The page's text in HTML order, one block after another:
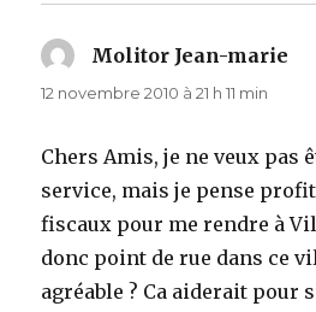
Molitor Jean-marie
12 novembre 2010 à 21 h 11 min
Chers Amis, je ne veux pas
service, mais je pense
fiscaux pour me rendre à
donc point de rue dans ce
agréable ? Ca aiderait pour